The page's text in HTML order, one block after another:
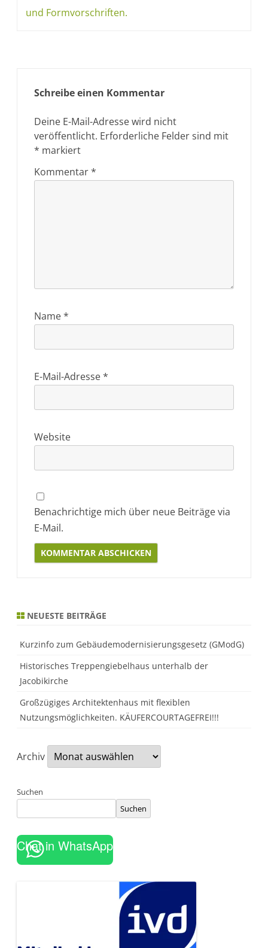
und Formvorschriften.
Schreibe einen Kommentar
Deine E-Mail-Adresse wird nicht
veröffentlicht. Erforderliche Felder sind mit
* markiert
Kommentar*
Name*
E-Mail-Adresse*
Website
Benachrichtige mich über neue Beiträge via
E-Mail.
NEUESTE BEITRÄGE
Kurzinfo zum Gebäudemodernisierungsgesetz (GModG)
Historisches Treppengiebelhaus unterhalb der
Jacobikirche
Großzügiges Architektenhaus mit flexiblen
Nutzungsmöglichkeiten. KÄUFERCOURTAGEFREI!!!
Archiv
Suchen
Suchen
Chat in WhatsApp